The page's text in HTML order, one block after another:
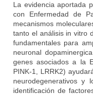
La evidencia aportada
con Enfermedad de
mecanismos
tanto el análisis in vitro
fundamentales para
neuronal
genes asociados a la
PINK-1, LRRK2)
neurodegenerativos y
identificación de